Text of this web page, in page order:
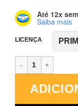
Até 12x
Saiba mais
LICENÇA